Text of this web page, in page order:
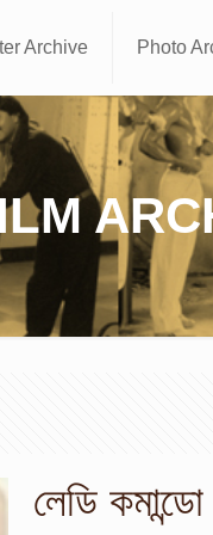
Archive Photo
লেডি কমান্ডো